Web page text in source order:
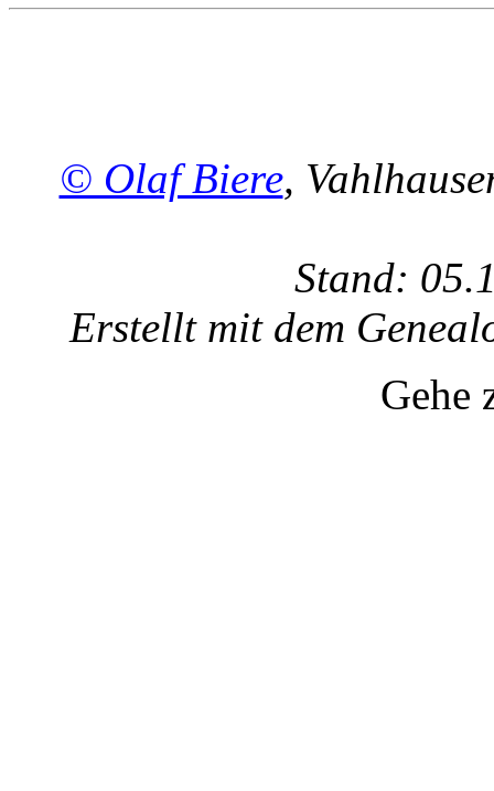
© Olaf Biere,
Stand:
Erstellt mit dem
Gehe